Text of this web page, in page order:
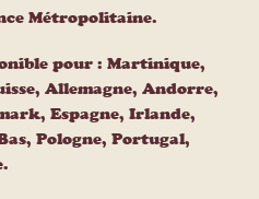
Métropolitaine.
pour : Martinique,
Allemagne, Andorre,
Espagne, Irlande,
Pologne, Portugal,